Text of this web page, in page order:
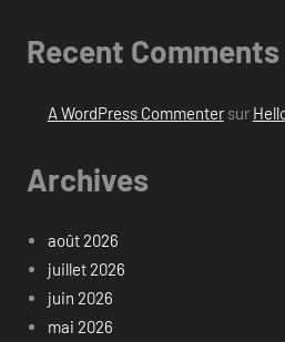
Recent Comments
A WordPress Commentersur
Archives
août 2026
juillet 2026
juin 2026
mai 2026